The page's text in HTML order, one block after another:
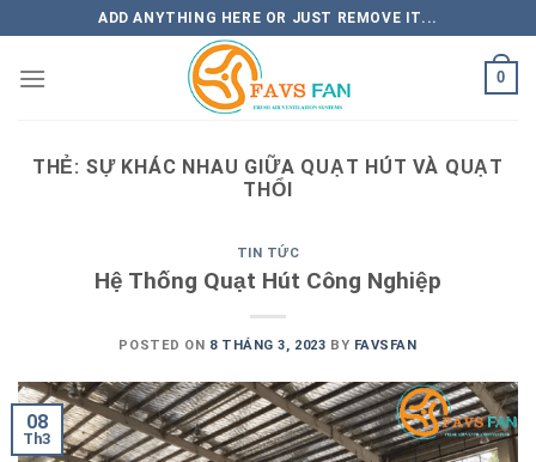
to
content
ADD ANYTHING HERE OR JUST REMOVE IT...
0
THẺ: SỰ KHÁC NHAU GIỮA QUẠT HÚT VÀ QUẠT
THỔI
TIN TỨC
Hệ Thống Quạt Hút Công Nghiệp
POSTED ON 8 THÁNG 3, 2023 BY FAVSFAN
08
Th3